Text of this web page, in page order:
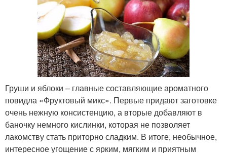
Груши и яблоки – главные составляющие ароматного
повидла «Фруктовый микс». Первые придают заготовке
очень нежную консистенцию, а вторые добавляют в
баночку немного кислинки, которая не позволяет
лакомству стать приторно сладким. В итоге, необычное,
интересное угощение с ярким, мягким и приятным